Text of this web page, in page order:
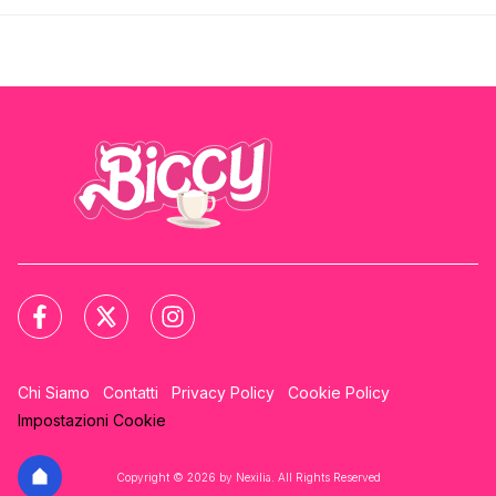
Chi Siamo Contatti Privacy Policy
Cookie Policy
Impostazioni Cookie
Copyright © 2026 by Nexilia. All Rights Reserved